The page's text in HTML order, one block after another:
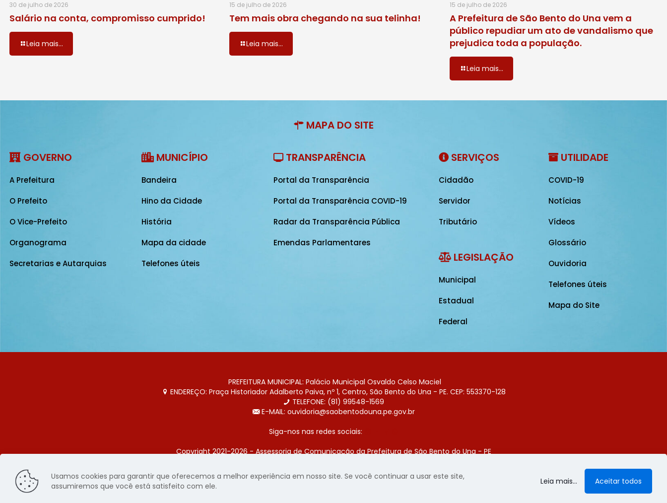
30 de julho de 2026
Salário na conta, compromisso cumprido!
Leia mais...
15 de julho de 2026
Tem mais obra chegando na sua telinha!
Leia mais...
15 de julho de 2026
A Prefeitura de São Bento do Una vem a
público repudiar um ato de vandalismo que
prejudica toda a população.
Leia mais...
MAPA DO SITE
GOVERNO
A Prefeitura
O Prefeito
O Vice-Prefeito
Organograma
Secretarias e Autarquias
MUNICÍPIO
Bandeira
Hino da Cidade
História
Mapa da cidade
Telefones úteis
TRANSPARÊNCIA
Portal da Transparência
Portal da Transparência COVID-19
Radar da Transparência Pública
Emendas Parlamentares
SERVIÇOS
Cidadão
Servidor
Tributário
LEGISLAÇÃO
Municipal
Estadual
Federal
UTILIDADE
COVID-19
Notícias
Vídeos
Glossário
Ouvidoria
Telefones úteis
Mapa do Site
PREFEITURA MUNICIPAL: Palácio Municipal Osvaldo Celso Maciel
ENDEREÇO: Praça Historiador Adalberto Paiva, nº 1, Centro, São Bento do Una - PE. CEP: 553370-128
TELEFONE: (81) 99548-1569
E-MAIL: ouvidoria@saobentodouna.pe.gov.br
Siga-nos nas redes sociais:
Copyright 2021-2026 - Assessoria de Comunicação da Prefeitura de São Bento do Una - PE
Página desenvolvida pela agência de publicidade LumusWeb - Agência Digital
Usamos cookies para garantir que oferecemos a melhor experiência em nosso site. Se você continuar a usar este site,
assumiremos que você está satisfeito com ele.
Leia mais... Aceitar todos